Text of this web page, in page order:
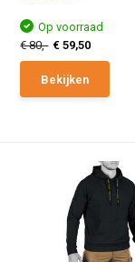
Op voorraad
€ 80,- € 59,50
Bekijken